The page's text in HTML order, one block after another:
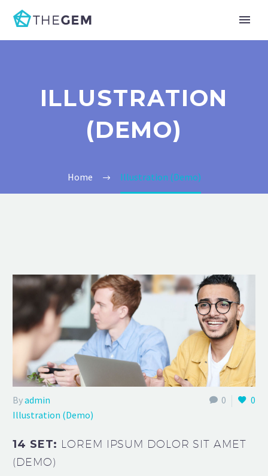
ILLUSTRATION
(DEMO)
Home Illustration (Demo)
0 0
Byadmin
Illustration (Demo)
14 SET: LOREM IPSUM DOLOR SIT AMET
(DEMO)